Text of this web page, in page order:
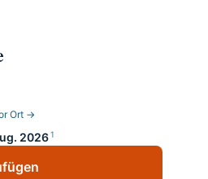
Ort →
2026 1